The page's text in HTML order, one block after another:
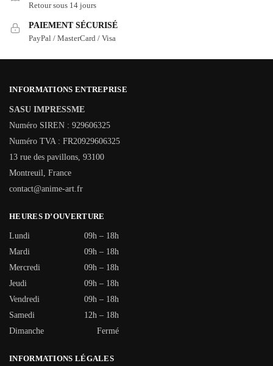
Retour sous 14 jours
PAIEMENT SÉCURISÉ
PayPal / MasterCard / Visa
INFORMATIONS ENTREPRISE
SASU IMPRESSME
Numéro SIREN : 929606325
Numéro TVA : FR20929606325
13 rue des pavillons, 93100
Montreuil, France
contact@anime-art.fr
HEURES D’OUVERTURE
Lundi
09h – 18h
Mardi
09h – 18h
Mercredi
09h – 18h
Jeudi
09h – 18h
Vendredi
09h – 18h
Samedi
12h – 18h
Dimanche
Fermé
INFORMATIONS LÉGALES